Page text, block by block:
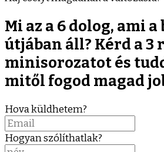
Mi az a 6 dolog, ami
útjában áll? Kérd a 3
minisorozatot és
mitől fogod magad
Hova küldhetem?
Hogyan szólíthatlak?